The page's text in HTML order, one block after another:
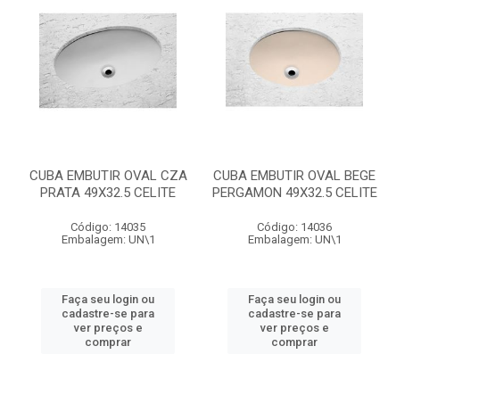
CUBA EMBUTIR OVAL CZA
PRATA 49X32.5 CELITE
Código: 14035
Embalagem: UN\1
Faça seu login ou
cadastre-se para
ver preços e
comprar
CUBA EMBUTIR OVAL BEGE
PERGAMON 49X32.5 CELITE
Código: 14036
Embalagem: UN\1
Faça seu login ou
cadastre-se para
ver preços e
comprar